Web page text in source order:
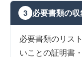
3 必要書類の
必要書類のリス
いことの証明書